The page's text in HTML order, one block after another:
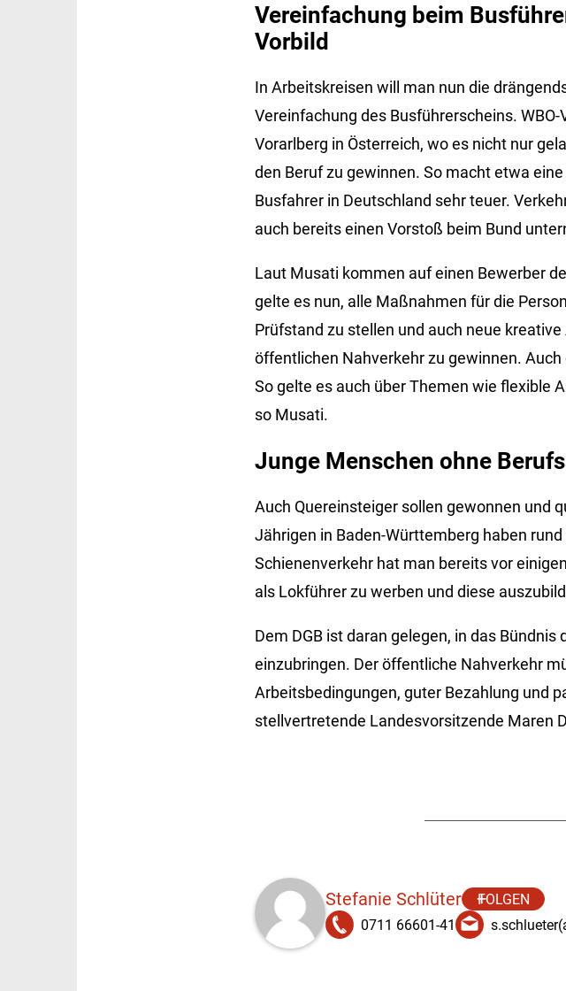
Vereinfachung beim
Vorbild
In Arbeitskreisen will man nun die
Vereinfachung des Busführerscheins.
Vorarlberg in Österreich, wo es nicht nur
den Beruf zu gewinnen. So macht etwa
Busfahrer in Deutschland sehr teuer.
auch bereits einen Vorstoß beim Bund
Laut Musati kommen auf einen Bewerber
gelte es nun, alle Maßnahmen für die
Prüfstand zu stellen und auch neue
öffentlichen Nahverkehr zu gewinnen.
So gelte es auch über Themen wie flexible
so Musati.
Junge Menschen ohne
Auch Quereinsteiger sollen gewonnen und
Jährigen in Baden-Württemberg haben
Schienenverkehr hat man bereits vor
als Lokführer zu werben und diese
Dem DGB ist daran gelegen, in das
einzubringen. Der öffentliche Nahverkehr
Arbeitsbedingungen, guter Bezahlung und
stellvertretende Landesvorsitzende Maren
Stefanie Schlüter
FOLGEN
0711 66601-41